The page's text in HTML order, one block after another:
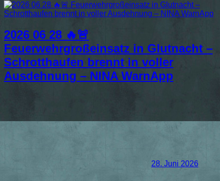
2026 06 28 🔥🚨
Feuerwehrgroßeinsatz in Glutnacht –
Schrotthaufen brennt in voller
Ausdehnung – NINA WarnApp
28. Juni 2026